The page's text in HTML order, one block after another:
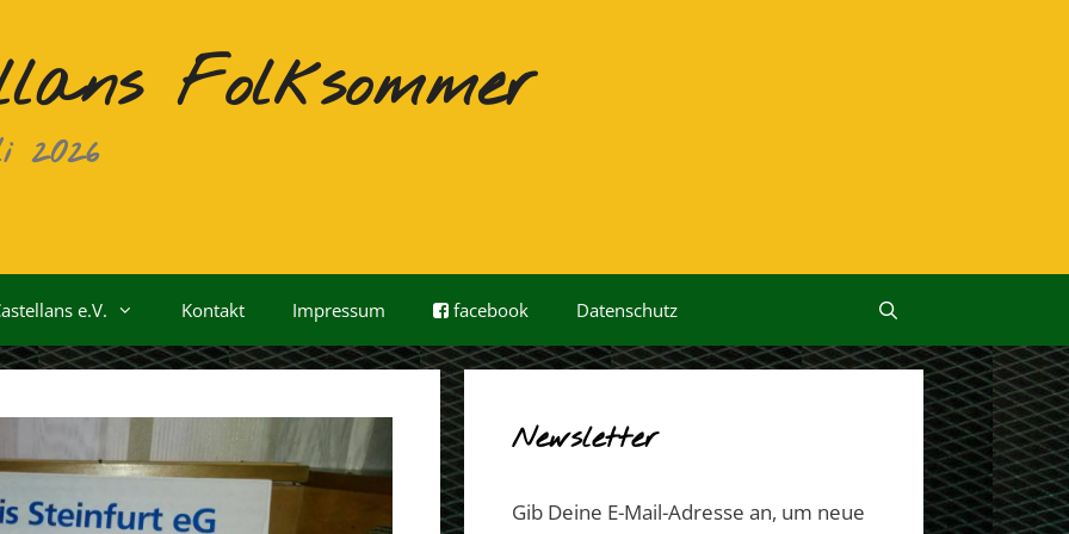
Folksommer
2026
e.V. Kontakt Impressum facebook Datenschutz
Newsletter
Gib Deine E-Mail-Adresse an, um neue